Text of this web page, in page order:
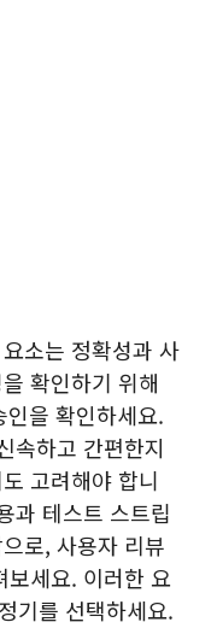
소는 정확성과 사
확인하기 위해
을 확인하세요.
속하고 간편한지
고려해야 합니
과 테스트 스트립
로, 사용자 리뷰
보세요. 이러한 요
기를 선택하세요.